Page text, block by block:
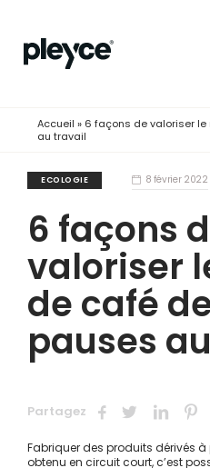
Accueil » 6 façons de valoriser
au travail
ECOLOGIE 8 février 2022
6 façons
valoriser
de café
pauses
Partagez
Fabriquer des produits dérivés
obtenu en circuit court, c’est